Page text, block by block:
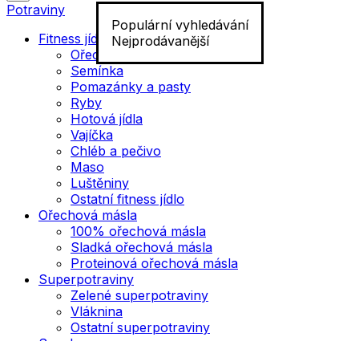
Populární vyhledávání
Nejprodávanější
Potraviny
Fitness jídlo
Ořechy
Semínka
Pomazánky a pasty
Ryby
Hotová jídla
Vajíčka
Chléb a pečivo
Maso
Luštěniny
Ostatní fitness jídlo
Ořechová másla
100% ořechová másla
Sladká ořechová másla
Proteinová ořechová másla
Superpotraviny
Zelené superpotraviny
Vláknina
Ostatní superpotraviny